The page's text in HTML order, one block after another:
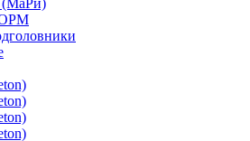
(МаРи)